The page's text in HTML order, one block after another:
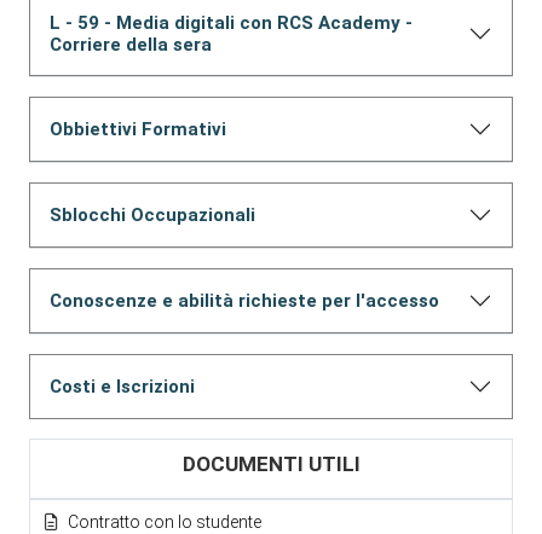
L - 59 - Media digitali con RCS Academy -
Corriere della sera
Obbiettivi Formativi
Sblocchi Occupazionali
Conoscenze e abilità richieste per l'accesso
Costi e Iscrizioni
DOCUMENTI UTILI
Contratto con lo studente